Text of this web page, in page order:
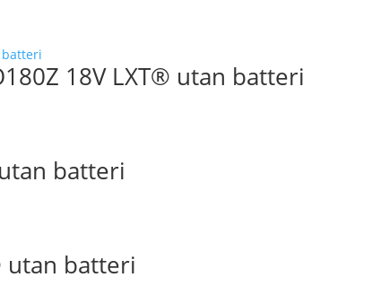
18V LXT® utan batteri
batteri
utan batteri